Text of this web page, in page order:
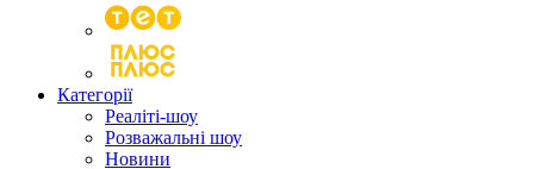
Категорії
Реаліті-шоу
Розважальні шоу
Новини